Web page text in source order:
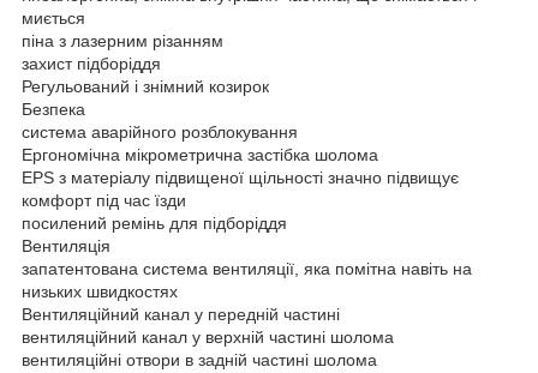
миється
піна з лазерним різанням
захист підборіддя
Регульований і знімний козирок
Безпека
система аварійного розблокування
Ергономічна мікрометрична застібка шолома
EPS з матеріалу підвищеної щільності значно підвищує
комфорт під час їзди
посилений ремінь для підборіддя
Вентиляція
запатентована система вентиляції, яка помітна навіть на
низьких швидкостях
Вентиляційний канал у передній частині
вентиляційний канал у верхній частині шолома
вентиляційні отвори в задній частині шолома